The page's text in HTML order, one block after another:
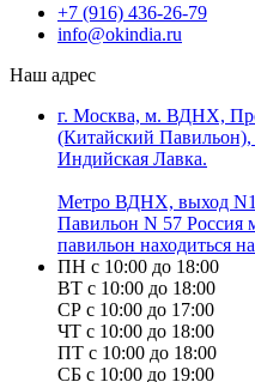
+7 (916) 436-26-79
info@okindia.ru
Наш адрес
г. Москва, м. ВДНХ,
(Китайский Павильон),
Индийская Лавка.
Метро ВДНХ, выход
Павильон N 57 Россия
павильон находиться
ПН с 10:00 до 18:00
ВТ с 10:00 до 18:00
СР с 10:00 до 17:00
ЧТ с 10:00 до 18:00
ПТ с 10:00 до 18:00
СБ с 10:00 до 19:00